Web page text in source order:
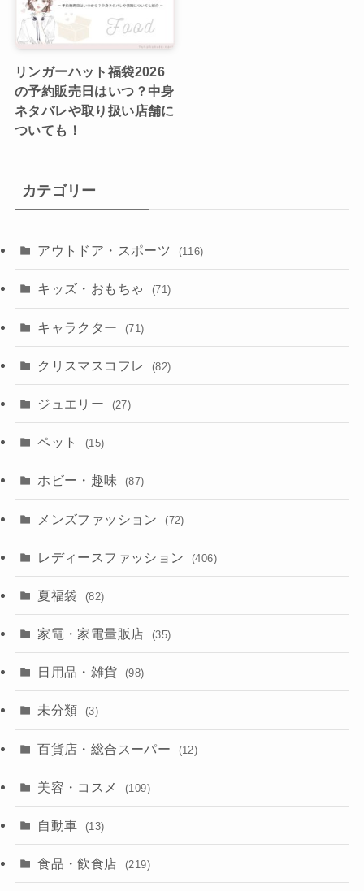
リンガーハット福袋2026
の予約販売日はいつ？中身
ネタバレや取り扱い店舗に
ついても！
カテゴリー
アウトドア・スポーツ (116)
キッズ・おもちゃ (71)
キャラクター (71)
クリスマスコフレ (82)
ジュエリー (27)
ペット (15)
ホビー・趣味 (87)
メンズファッション (72)
レディースファッション (406)
夏福袋 (82)
家電・家電量販店 (35)
日用品・雑貨 (98)
未分類 (3)
百貨店・総合スーパー (12)
美容・コスメ (109)
自動車 (13)
食品・飲食店 (219)